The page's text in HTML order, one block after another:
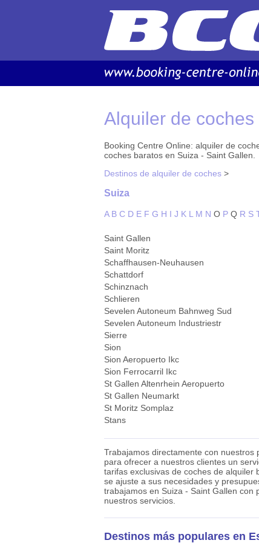
Alquiler de
Booking Centre Online: alquiler de
coches baratos en Suiza - Saint Gallen.
Destinos de alquiler de coches >
Suiza
A B C D E F G H I J K L M N O P Q R S
Saint Gallen
Saint Moritz
Schaffhausen-Neuhausen
Schattdorf
Schinznach
Schlieren
Sevelen Autoneum Bahnweg Sud
Sevelen Autoneum Industriestr
Sierre
Sion
Sion Aeropuerto Ikc
Sion Ferrocarril Ikc
St Gallen Altenrhein Aeropuerto
St Gallen Neumarkt
St Moritz Somplaz
Stans
Trabajamos directamente con nuestros
para ofrecer a nuestros clientes un
tarifas exclusivas de coches de alquiler
se ajuste a sus necesidades y
trabajamos en Suiza - Saint Gallen con
nuestros servicios.
Destinos más populares en